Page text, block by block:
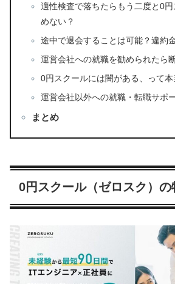
適性検査で落ちたらもう二度と0
めない？
途中で退会することは可能？違約
運営会社への就職を勧められたら
0円スクールには闇がある、って本
運営会社以外への就職・転職サポ
まとめ
0円スクール（ゼロスク）の